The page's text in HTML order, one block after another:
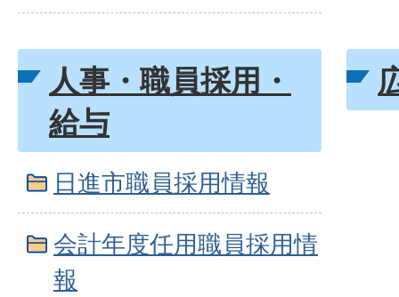
人事・職員採用・
給与
日進市職員採用情報
会計年度任用職員採用情
報